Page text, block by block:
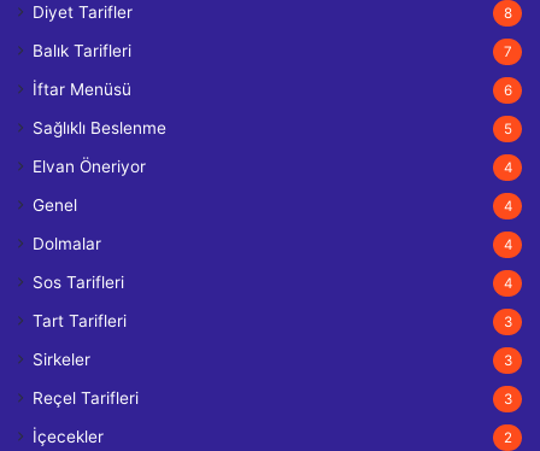
Diyet Tarifler 8
Balık Tarifleri 7
İftar Menüsü 6
Sağlıklı Beslenme 5
Elvan Öneriyor 4
Genel 4
Dolmalar 4
Sos Tarifleri 4
Tart Tarifleri 3
Sirkeler 3
Reçel Tarifleri 3
İçecekler 2